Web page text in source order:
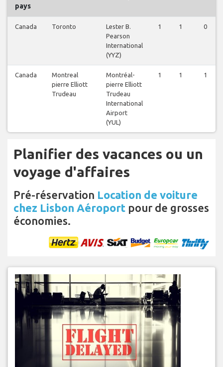
pays
Canada Toronto
Lester B.
Pearson
International
(YYZ)
1 1 0
Canada
Montreal
pierre Elliott
Trudeau
Montréal-
pierre Elliott
Trudeau
International
Airport
(YUL)
1 1 1
Planifier des vacances ou un
voyage d'affaires
Pré-réservation Location de voiture
chez Lisbon Aéroport pour de grosses
économies.